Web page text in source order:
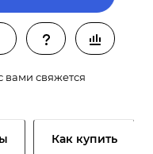
свяжется
Как купить